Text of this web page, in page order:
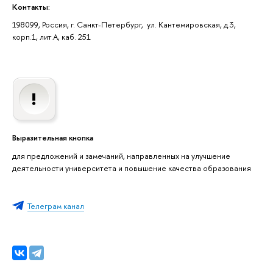
Контакты:
198099, Россия, г. Санкт-Петербург, ул. Кантемировская, д.3,
корп.1, лит.А, каб. 251
Выразительная кнопка
для предложений и замечаний, направленных на улучшение
деятельности университета и повышение качества образования
Телеграм канал